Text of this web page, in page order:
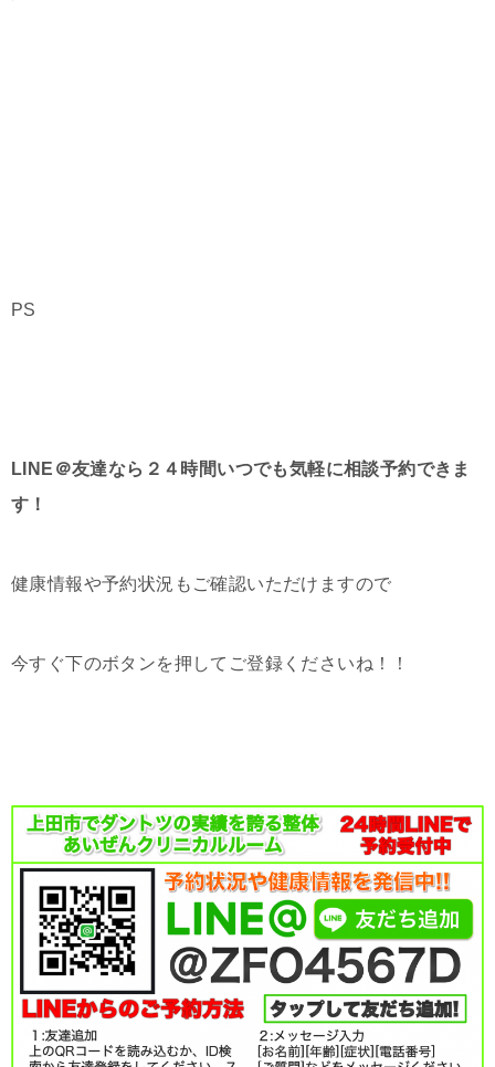
PS
LINE＠友達なら２４時間いつでも気軽に相談予約できま
す！
健康情報や予約状況もご確認いただけますので
今すぐ下のボタンを押してご登録くださいね！！